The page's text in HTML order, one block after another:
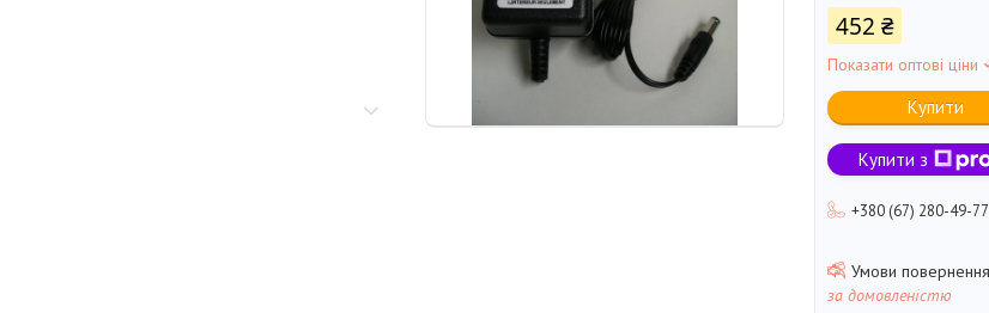
452 ₴
Показати оптові ціни
Купити
Купити з
+380 (67) 280-49-77
за домовленістю